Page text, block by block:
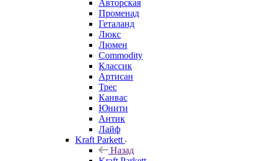
Авторская
Променад
Геталанд
Люкс
Люмен
Commodity
Классик
Артисан
Трес
Канвас
Юнити
Антик
Лайф
Kraft Parkett
Назад